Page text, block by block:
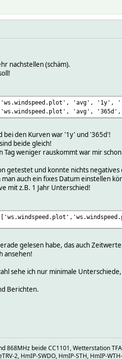
nachstellen (schäm).
'avg',
'avg',
bei den Kurven war '1y' und '365d'!
beide gleich!
Tag weniger rauskommt war mir
getestet und konnte nichts negatives
man auch ein fixes Datum einstellen
mit z.B. 1 Jahr Unterschied!
gelesen habe, das auch
ansehen!
sehe ich nur minimale
Berichten.
868MHz beide CC1101, Wetterstation
2, HmIP-SWDO, HmIP-STH, HmIP-